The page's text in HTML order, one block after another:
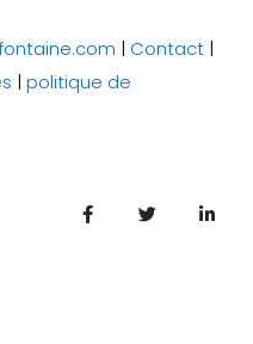
| Contact |
|politique de